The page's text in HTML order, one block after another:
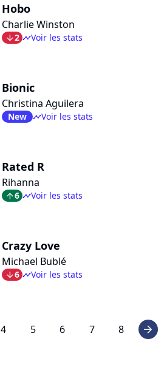
Hobo
Charlie Winston
arrow_bot2 timelineVoir les stats
Bionic
Christina Aguilera
New timelineVoir les stats
Rated R
Rihanna
arrow_top6 timelineVoir les stats
Crazy Love
Michael Bublé
arrow_bot6 timelineVoir les stats
4 5 6 7 8 arrow_right